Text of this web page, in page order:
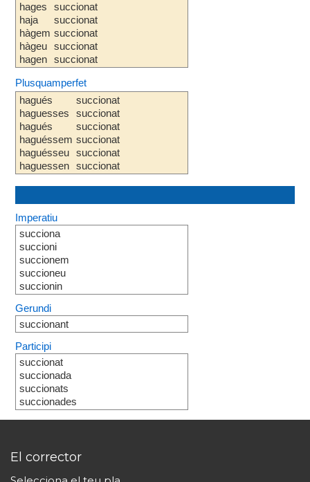
hages
haja
hàgem
hàgeu
hagen
succionat
succionat
succionat
succionat
succionat
Plusquamperfet
hagués
haguesses
hagués
haguéssem
haguésseu
haguessen
succionat
succionat
succionat
succionat
succionat
succionat
Imperatiu
succiona
succioni
succionem
succioneu
succionin
Gerundi
succionant
Participi
succionat
succionada
succionats
succionades
El corrector